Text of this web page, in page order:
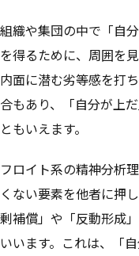
組織や集団の中で「自
を得るために、周囲を
内面に潜む劣等感を打
合もあり、「自分が上
ともいえます。
フロイト系の精神分析
くない要素を他者に押
剰補償」や「反動形成
いいます。これは、「